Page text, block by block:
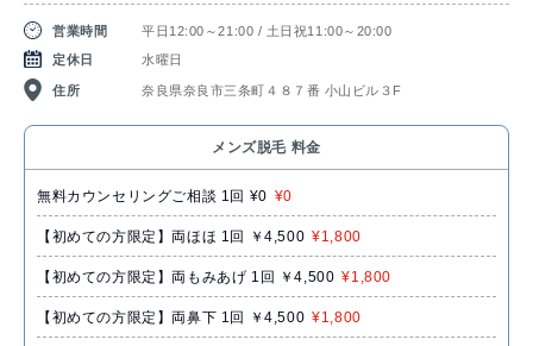
営業時間
平日12:00～21:00 / 土日祝11:00～20:00
定休日
水曜日
住所 奈良県奈良市三条町４８７番 小山ビル３F
メンズ脱毛 料金
無料カウンセリングご相談 1回 ¥0 ¥0
【初めての方限定】両ほほ 1回 ￥4,500 ¥1,800
【初めての方限定】両もみあげ 1回 ￥4,500 ¥1,800
【初めての方限定】両鼻下 1回 ￥4,500 ¥1,800